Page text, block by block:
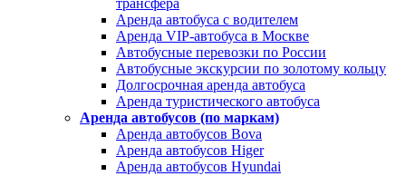
трансфера
Аренда автобуса с водителем
Аренда VIP-автобуса в Москве
Автобусные перевозки по России
Автобусные экскурсии по золотому кольцу
Долгосрочная аренда автобуса
Аренда туристического автобуса
Аренда автобусов (по маркам)
Аренда автобусов Bova
Аренда автобусов Higer
Аренда автобусов Hyundai